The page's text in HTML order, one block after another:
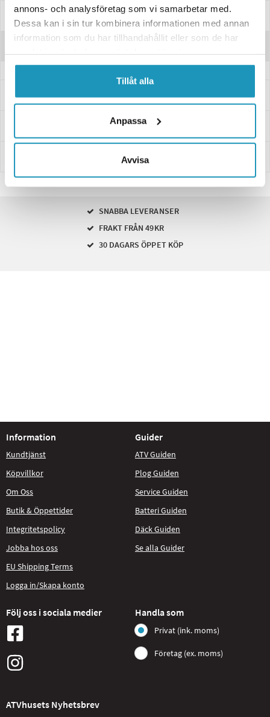
annons- och analysföretag som vi samarbetar med.
Dessa kan i sin tur kombinera informationen med annan
information som du har tillhandahållit eller som de har
Tillåt alla
Anpassa
Avvisa
Specifikationer
Frågor och svar
Leverans- & Returinformation
SNABBA LEVERANSER
FRAKT FRÅN 49KR
30 DAGARS ÖPPET KÖP
Information
Kundtjänst
Köpvillkor
Om Oss
Butik & Öppettider
Integritetspolicy
Jobba hos oss
EU Shipping Terms
Logga in/Skapa konto
Guider
ATV Guiden
Plog Guiden
Service Guiden
Batteri Guiden
Däck Guiden
Se alla Guider
Följ oss i sociala medier Handla som
Privat (ink. moms)
Företag (ex. moms)
ATVhusets Nyhetsbrev